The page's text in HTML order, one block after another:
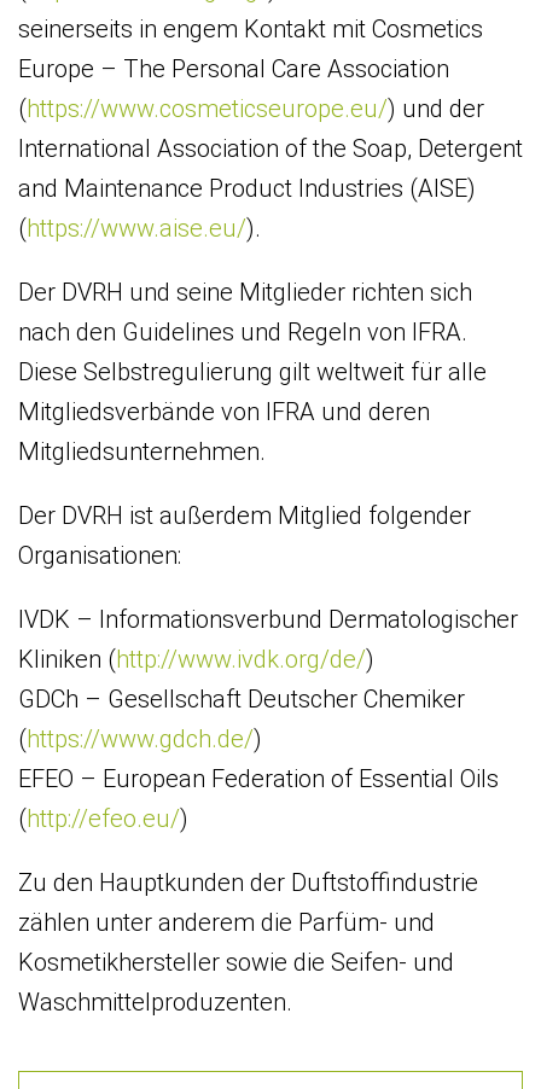
seinerseits in engem Kontakt mit Cosmetics
Europe – The Personal Care Association
(https://www.cosmeticseurope.eu/) und der
International Association of the Soap, Detergent
and Maintenance Product Industries (AISE)
(https://www.aise.eu/).
Der DVRH und seine Mitglieder richten sich
nach den Guidelines und Regeln von IFRA.
Diese Selbstregulierung gilt weltweit für alle
Mitgliedsverbände von IFRA und deren
Mitgliedsunternehmen.
Der DVRH ist außerdem Mitglied folgender
Organisationen:
IVDK – Informationsverbund Dermatologischer
Kliniken (http://www.ivdk.org/de/)
GDCh – Gesellschaft Deutscher Chemiker
(https://www.gdch.de/)
EFEO – European Federation of Essential Oils
(http://efeo.eu/)
Zu den Hauptkunden der Duftstoffindustrie
zählen unter anderem die Parfüm- und
Kosmetikhersteller sowie die Seifen- und
Waschmittelproduzenten.